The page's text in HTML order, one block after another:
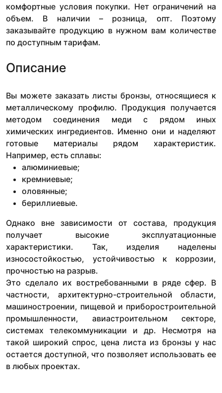
комфортные условия покупки. Нет ограничений на
объем. В наличии – розница, опт. Поэтому
заказывайте продукцию в нужном вам количестве
по доступным тарифам.
Описание
Вы можете заказать листы бронзы, относящиеся к
металлическому профилю. Продукция получается
методом соединения меди с рядом иных
химических ингредиентов. Именно они и наделяют
готовые материалы рядом характеристик.
Например, есть сплавы:
алюминиевые;
кремниевые;
оловянные;
бериллиевые.
Однако вне зависимости от состава, продукция
получает высокие эксплуатационные
характеристики. Так, изделия наделены
износостойкостью, устойчивостью к коррозии,
прочностью на разрыв.
Это сделало их востребованными в ряде сфер. В
частности, архитектурно-строительной области,
машиностроении, пищевой и приборостроительной
промышленности, авиастроительном секторе,
системах телекоммуникации и др. Несмотря на
такой широкий спрос, цена листа из бронзы у нас
остается доступной, что позволяет использовать ее
в любых проектах.